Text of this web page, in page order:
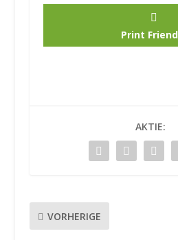
a
n
k
-
Print
AKTIE:
VORHERIGE